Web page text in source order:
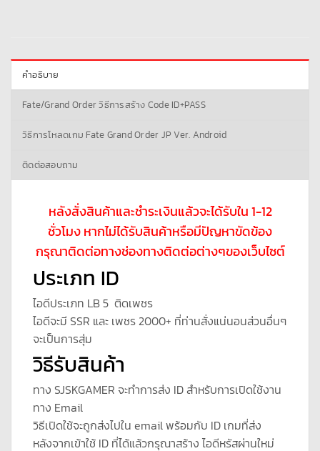
คำอธิบาย
Fate/Grand Order วิธีการสร้าง Code ID+PASS
วิธีการโหลดเกม Fate Grand Order JP Ver. Android
ติดต่อสอบถาม
หลังสั่งสินค้าและชำระเงินแล้วจะได้รับใน 1-12
ชั่วโมง หากไม่ได้รับสินค้าหรือมีปัญหาขัดข้อง
กรุณาติดต่อทางช่องทางติดต่อต่างๆของเว็บไซต์
ประเภท ID
ไอดีประเภท LB 5 ติดเพชร
ไอดีจะมี SSR และ เพชร 2000+ ที่ท่านสั่งแน่นอนส่วนอื่นๆ
จะเป็นการสุ่ม
วิธีรับสินค้า
ทาง SJSKGAMER จะทำการส่ง ID สำหรับการเปิดใช้งาน
ทาง Email
วิธีเปิดใช้จะถูกส่งไปใน email พร้อมกับ ID เกมที่ส่ง
หลังจากเข้าใช้ ID ที่ได้แล้วกรุณาสร้าง ไอดีหรัสผ่านใหม่